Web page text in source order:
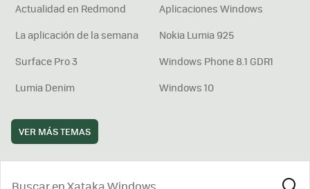
Actualidad en Redmond
Aplicaciones Windows
La aplicación de la semana
Nokia Lumia 925
Surface Pro 3
Windows Phone 8.1 GDR1
Lumia Denim
Windows 10
VER MÁS TEMAS